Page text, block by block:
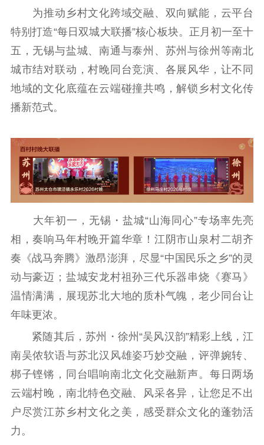
新时代公民素养
新闻出版
作品著作权
服务管理平台
管理平台
服务管理
文化产业
统计分析
数字出版
新闻发布工作备
服务
共建共享平台
习平台
责任编辑注册
业务申报系统
为推动乡村文化跨域交融、双向赋能，云平台
特别打造“每日双城大联播”核心板块。正月初一至十
五，无锡与盐城、南通与泰州、苏州与徐州等南北
城市结对联动，村晚同台竞演、各展风华，让不同
地域的文化底蕴在云端碰撞共鸣，解锁乡村文化传
播新范式。
大年初一，无锡・盐城“山海同心”专场率先亮
相，奏响马年村晚开篇华章！江阴市山泉村二胡齐
奏《战马奔腾》激昂澎湃，尽显“中国民乐之乡”的灵
动与豪迈；盐城安龙村祖孙三代乐器串烧《赛马》
温情满满，展现苏北大地的质朴气魄，老少同台让
年味更浓。
紧随其后，苏州・徐州“吴风汉韵”精彩上线，江
南吴侬软语与苏北汉风雄姿巧妙交融，评弹婉转、
梆子铿锵，同台唱响南北文化交融新声。每日两场
云端村晚，南北特色交融、风采各异，让您足不出
户尽赏江苏乡村文化之美，感受群众文化的蓬勃活
力。